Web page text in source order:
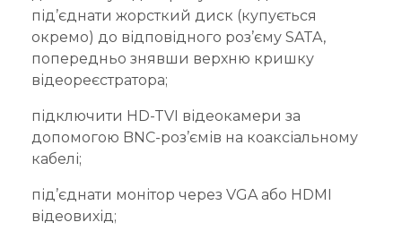
під’єднати жорсткий диск (купується
окремо) до відповідного роз’єму SATA,
попередньо знявши верхню кришку
відеореєстратора;
підключити HD-TVI відеокамери за
допомогою BNC-роз’ємів на коаксіальному
кабелі;
під’єднати монітор через VGA або HDMI
відеовихід;